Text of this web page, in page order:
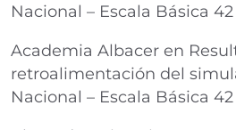
Nacional – Escala Básica 42
Academia Albacer en
retroalimentación del
Nacional – Escala Básica 42